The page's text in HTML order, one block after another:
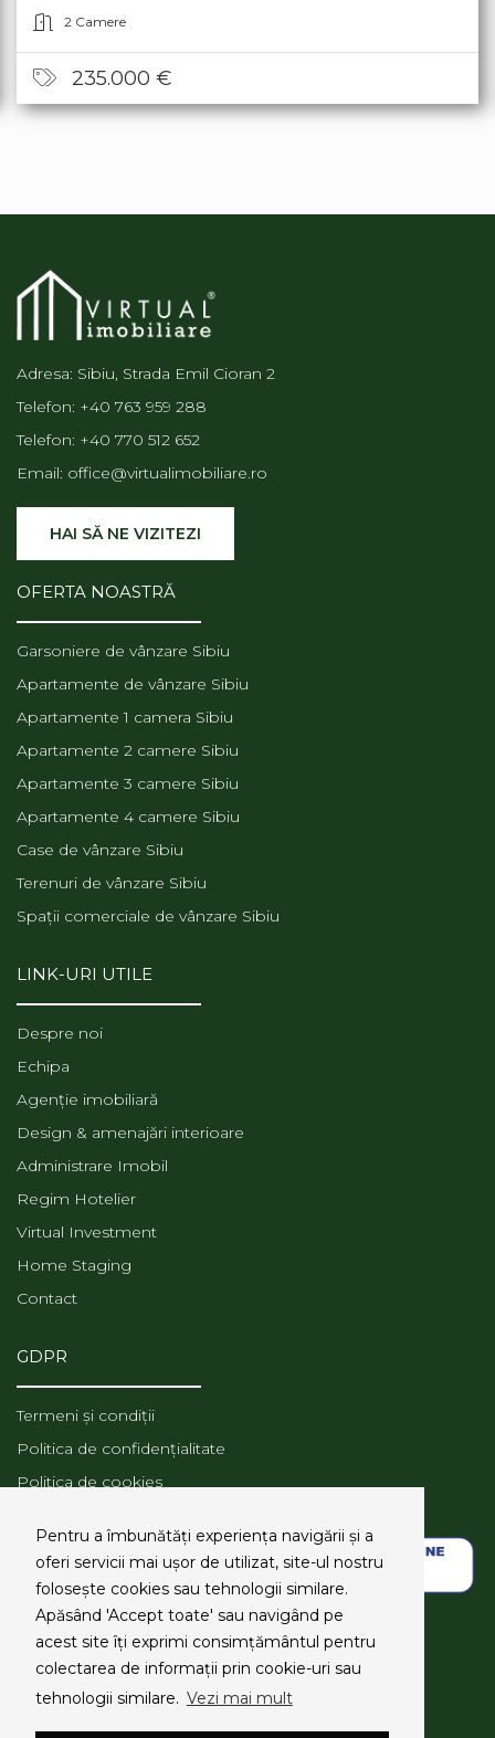
Pentru a îmbunătăți experiența navigării și a
oferi servicii mai ușor de utilizat, site-ul nostru
folosește cookies sau tehnologii similare.
Apăsând 'Accept toate' sau navigând pe
acest site îți exprimi consimțământul pentru
colectarea de informații prin cookie-uri sau
tehnologii similare. Vezi mai mult
2 Camere
235.000 €
Adresa: Sibiu, Strada Emil Cioran 2
Telefon: +40 763 959 288
Telefon: +40 770 512 652
Email: office@virtualimobiliare.ro
HAI SĂ NE VIZITEZI
OFERTA NOASTRĂ
Garsoniere de vânzare Sibiu
Apartamente de vânzare Sibiu
Apartamente 1 camera Sibiu
Apartamente 2 camere Sibiu
Apartamente 3 camere Sibiu
Apartamente 4 camere Sibiu
Case de vânzare Sibiu
Terenuri de vânzare Sibiu
Spații comerciale de vânzare Sibiu
LINK-URI UTILE
Despre noi
Echipa
Agenție imobiliară
Design & amenajări interioare
Administrare Imobil
Regim Hotelier
Virtual Investment
Home Staging
Contact
GDPR
Termeni și condiții
Politica de confidențialitate
Politica de cookies
SOCIAL MEDIA